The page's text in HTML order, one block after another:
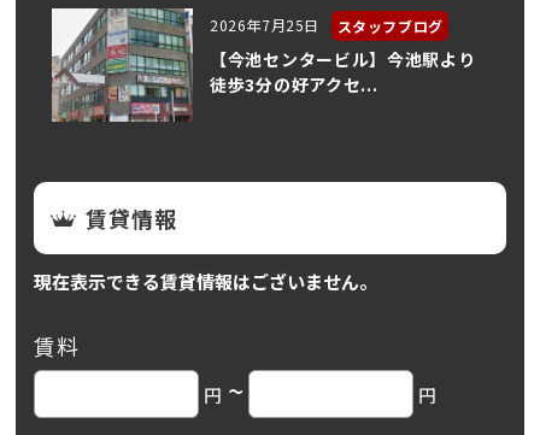
2026年7月25日 スタッフブログ
【今池センタービル】今池駅より
徒歩3分の好アクセ...
賃貸情報
現在表示できる賃貸情報はございません。
賃料
円 ~ 円